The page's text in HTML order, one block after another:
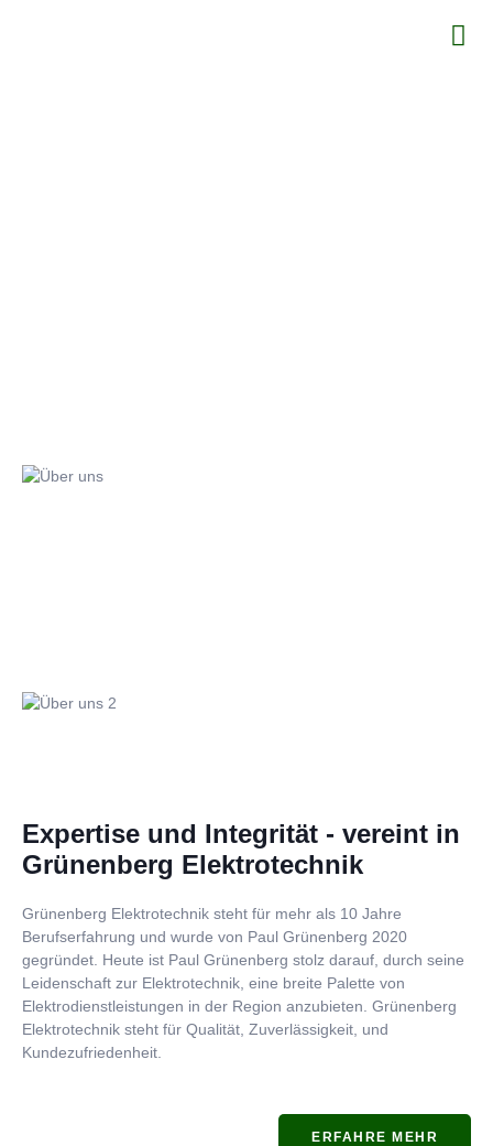
Expertise und Integrität - vereint in
Grünenberg Elektrotechnik
Grünenberg Elektrotechnik steht für mehr als 10 Jahre
Berufserfahrung und wurde von Paul Grünenberg 2020
gegründet. Heute ist Paul Grünenberg stolz darauf, durch seine
Leidenschaft zur Elektrotechnik, eine breite Palette von
Elektrodienstleistungen in der Region anzubieten. Grünenberg
Elektrotechnik steht für Qualität, Zuverlässigkeit, und
Kundezufriedenheit.
ERFAHRE MEHR